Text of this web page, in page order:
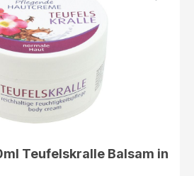
Teufelskralle Balsam in